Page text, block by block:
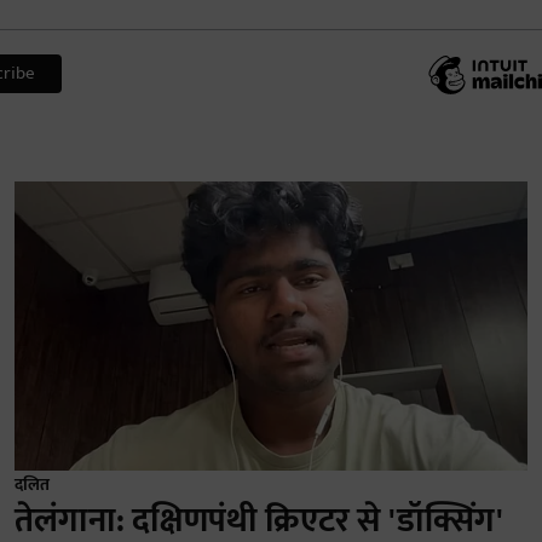
दलित
तेलंगाना: दक्षिणपंथी क्रिएटर से 'डॉक्सिंग'